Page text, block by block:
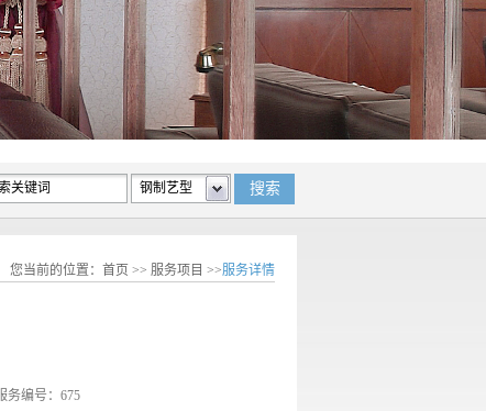
您当前的位置： 首页 >> 服务项目 >>服务详情
务编号：675